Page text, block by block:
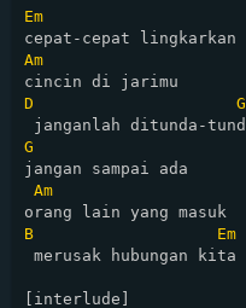
Em
Am
D
G
G
jangan sampai ada
Am
B
Em
merusak hubungan kita